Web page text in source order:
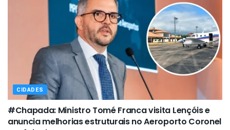
CIDADES
#Chapada: Ministro Tomé Franca visita Lençóis e
anuncia melhorias estruturais no Aeroporto Coronel